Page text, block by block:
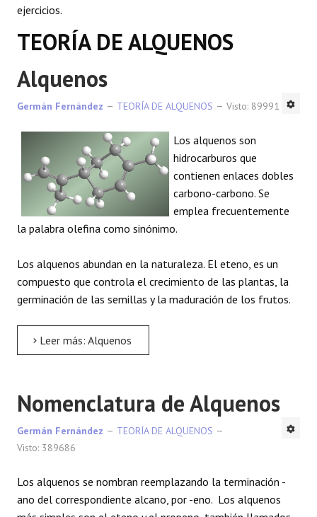
ejercicios.
TEORÍA DE ALQUENOS
Alquenos
Germán Fernández TEORÍA DE ALQUENOS Visto: 89991
Los alquenos son
hidrocarburos que
contienen enlaces dobles
carbono-carbono. Se
emplea frecuentemente
la palabra olefina como sinónimo.
Los alquenos abundan en la naturaleza. El eteno, es un
compuesto que controla el crecimiento de las plantas, la
germinación de las semillas y la maduración de los frutos.
Leer más: Alquenos
Nomenclatura de Alquenos
Germán Fernández
TEORÍA DE ALQUENOS
Visto: 389686
Los alquenos se nombran reemplazando la terminación -
ano del correspondiente alcano, por -eno. Los alquenos